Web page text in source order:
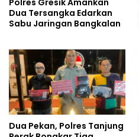
Polres Gresik Amankan
Dua Tersangka Edarkan
Sabu Jaringan Bangkalan
Dua Pekan, Polres Tanjung